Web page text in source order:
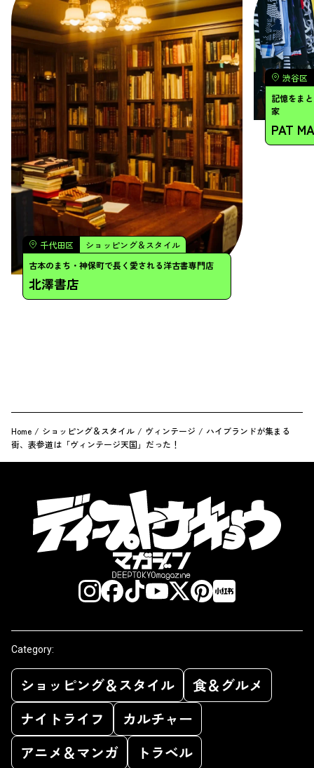
Home / ショッピング＆スタイル / ヴィンテージ / ハイブランドが集まる
街、表参道は「ヴィンテージ天国」だった！
Category:
ショッピング＆スタイル
食＆グルメ
ナイトライフ
カルチャー
アニメ＆マンガ
トラベル